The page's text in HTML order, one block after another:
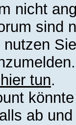
nicht
sind
tun.
ab